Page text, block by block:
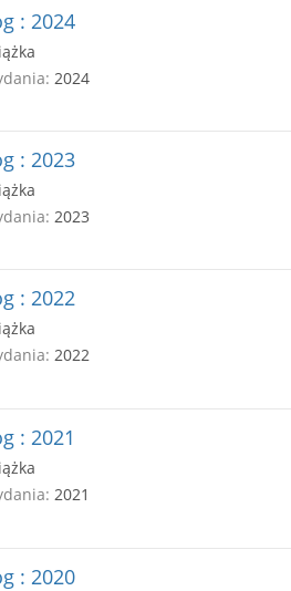
: 2024
2024
: 2023
2023
: 2022
2022
: 2021
2021
: 2020